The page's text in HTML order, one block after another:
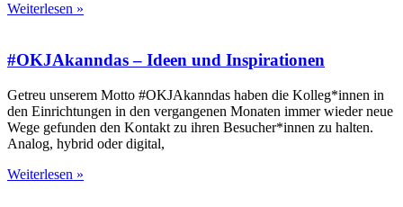
Weiterlesen »
#OKJAkanndas – Ideen und Inspirationen
Getreu unserem Motto #OKJAkanndas haben die Kolleg*innen in
den Einrichtungen in den vergangenen Monaten immer wieder neue
Wege gefunden den Kontakt zu ihren Besucher*innen zu halten.
Analog, hybrid oder digital,
Weiterlesen »